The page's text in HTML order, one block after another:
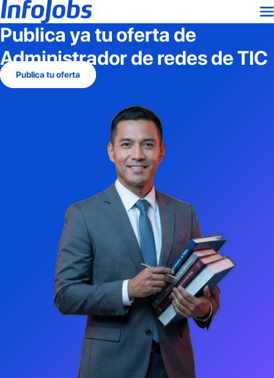
Publica ya tu oferta de
Administrador de redes de TIC
Publica tu oferta